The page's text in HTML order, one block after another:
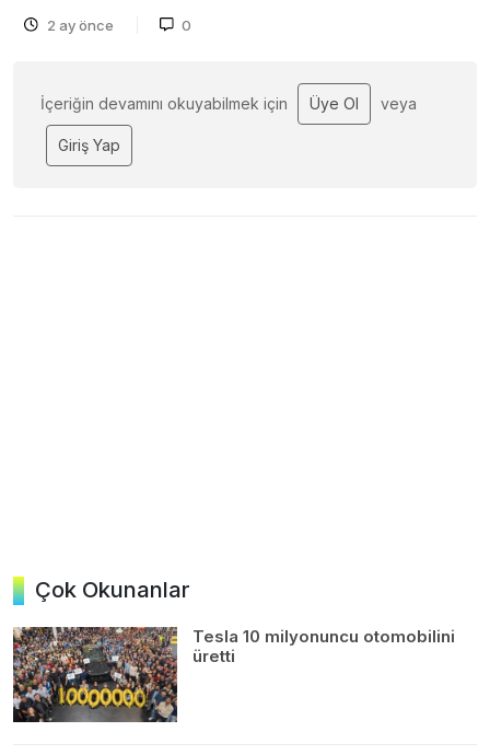
2 ay önce 0
İçeriğin devamını okuyabilmek için Üye Ol veya
Giriş Yap
Çok Okunanlar
Tesla 10 milyonuncu otomobilini
üretti